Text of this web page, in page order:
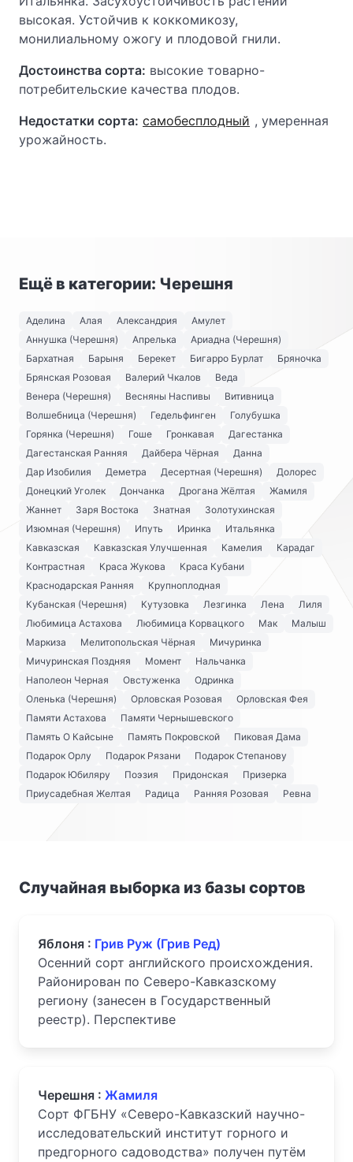
высокая. Устойчив к коккомикозу,
монилиальному ожогу и плодовой гнили.
Достоинства сорта: высокие товарно-
потребительские качества плодов.
Недостатки сорта: самобесплодный , умеренная
урожайность.
Ещё в категории: Черешня
Аделина Алая Александрия
Амулет
Аннушка (Черешня)
Апрелька
Ариадна (Черешня)
Бархатная
Барыня Берекет Бигарро Бурлат
Бряночка
Брянская Розовая
Валерий Чкалов
Веда
Венера (Черешня)
Весняны Наспивы
Витивница
Волшебница (Черешня)
Гедельфинген
Голубушка
Горянка (Черешня)
Гоше Гронкавая
Дагестанка
Дагестанская Ранняя
Дайбера Чёрная
Данна
Дар Изобилия
Деметра Десертная (Черешня)
Долорес
Донецкий Уголек
Дончанка Дрогана Жёлтая
Жамиля
Жаннет
Заря Востока Знатная
Золотухинская
Изюмная (Черешня)
Ипуть Иринка
Итальянка
Кавказская
Кавказская Улучшенная Камелия
Карадаг
Контрастная
Краса Жукова
Краса Кубани
Краснодарская Ранняя
Крупноплодная
Кубанская (Черешня)
Кутузовка Лезгинка Лена
Лиля
Любимица Астахова
Любимица Корвацкого Мак
Малыш
Маркиза
Мелитопольская Чёрная
Мичуринка
Мичуринская Поздняя
Момент
Нальчанка
Наполеон Черная
Овстуженка
Одринка
Оленька (Черешня)
Орловская Розовая
Орловская Фея
Памяти Астахова
Памяти Чернышевского
Память О Кайсыне
Память Покровской
Пиковая Дама
Подарок Орлу
Подарок Рязани
Подарок Степанову
Подарок Юбиляру
Поэзия Придонская
Призерка
Приусадебная Желтая
Радица Ранняя Розовая Ревна
Случайная выборка из базы сортов
Яблоня : Грив Руж (Грив Ред)
Осенний сорт английского происхождения.
Районирован по Северо-Кавказскому
региону (занесен в Государственный
реестр). Перспективе
Черешня : Жамиля
Сорт ФГБНУ «Северо-Кавказский научно-
исследовательский институт горного и
предгорного садоводства» получен путём